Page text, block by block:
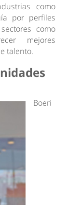
como
por perfiles
como
mejores
talento.
Boeri